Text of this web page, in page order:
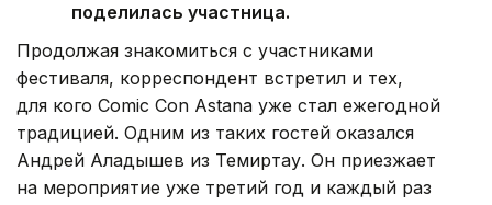
поделилась участница.
Продолжая знакомиться с участниками
фестиваля, корреспондент встретил и тех,
для кого Comic Con Astana уже стал ежегодной
традицией. Одним из таких гостей оказался
Андрей Аладышев из Темиртау. Он приезжает
на мероприятие уже третий год и каждый раз